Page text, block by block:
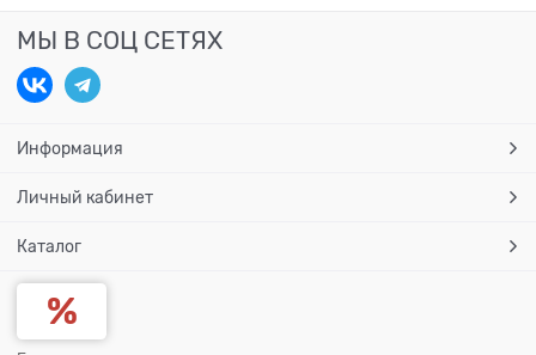
МЫ В СОЦ СЕТЯХ
Информация
Личный кабинет
Каталог